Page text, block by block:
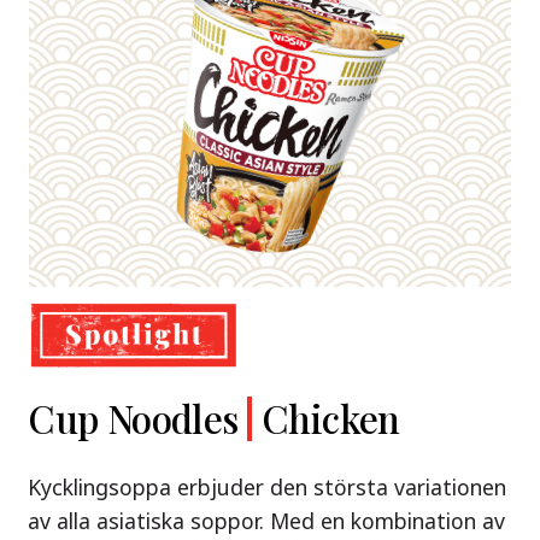
Nissin
Premium
Shoyu Yuzu,
& Tonkotsu
Cup Noodles Chicken
Kycklingsoppa erbjuder den största variationen
av alla asiatiska soppor. Med en kombination av
Demae
Beef
Nissin Demae Ramen Beef – en söt och syrlig